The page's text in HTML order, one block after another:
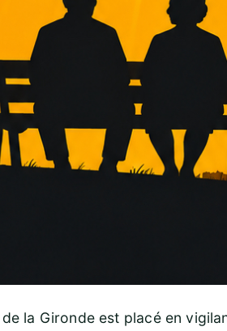
la Gironde est placé en